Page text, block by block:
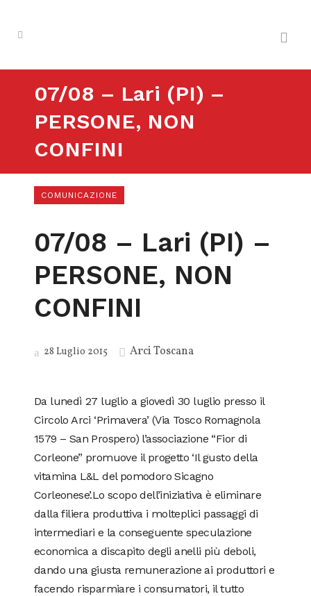
07/08 – Lari (PI) –
PERSONE, NON
CONFINI
COMUNICAZIONE
07/08 – Lari (PI) –
PERSONE, NON
CONFINI
28 Luglio 2015 Arci Toscana
Da lunedì 27 luglio a giovedì 30 luglio presso il
Circolo Arci ‘Primavera’ (Via Tosco Romagnola
1579 – San Prospero) l’associazione “Fior di
Corleone” promuove il progetto ‘Il gusto della
vitamina L&L del pomodoro Sicagno
Corleonese’.Lo scopo dell’iniziativa è eliminare
dalla filiera produttiva i molteplici passaggi di
intermediari e la conseguente speculazione
economica a discapito degli anelli più deboli,
dando una giusta remunerazione ai produttori e
facendo risparmiare i consumatori, il tutto